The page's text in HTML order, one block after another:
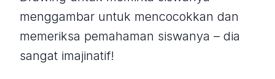
menggambar untuk mencocokkan dan
memeriksa pemahaman siswanya – dia
sangat imajinatif!